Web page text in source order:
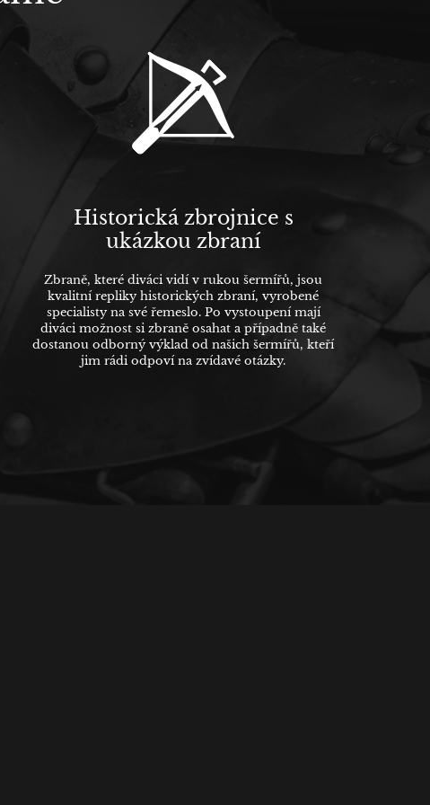
Historická zbrojnice s
ukázkou zbraní
Zbraně, které diváci vidí v rukou šermířů, jsou
kvalitní repliky historických zbraní, vyrobené
specialisty na své řemeslo. Po vystoupení mají
diváci možnost si zbraně osahat a případně také
dostanou odborný výklad od našich šermířů, kteří
jim rádi odpoví na zvídavé otázky.